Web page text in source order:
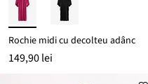
Rochie midi cu decolteu adânc
149,90 lei